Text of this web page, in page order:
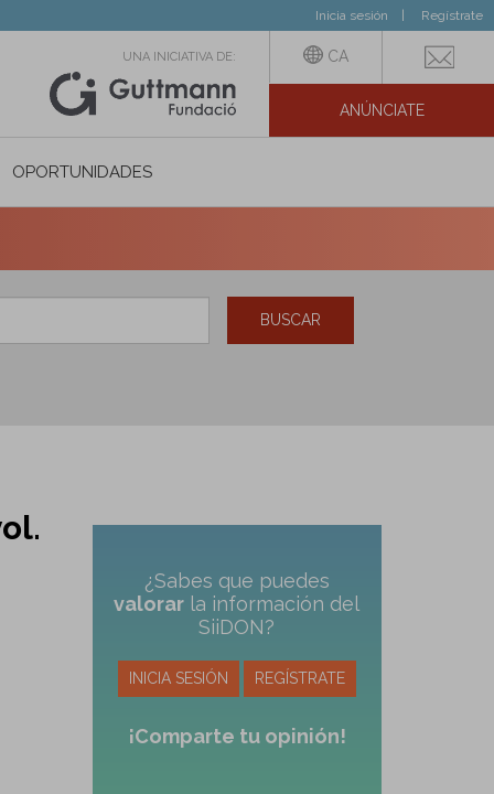
Inicia sesión Regístrate
UNA INICIATIVA DE: CA
ANÚNCIATE
SOCIAL
OPORTUNIDADES
BUSCAR
¿Sabes que puedes
valorar la información del
SiiDON?
INICIA SESIÓN REGÍSTRATE
¡Comparte tu opinión!